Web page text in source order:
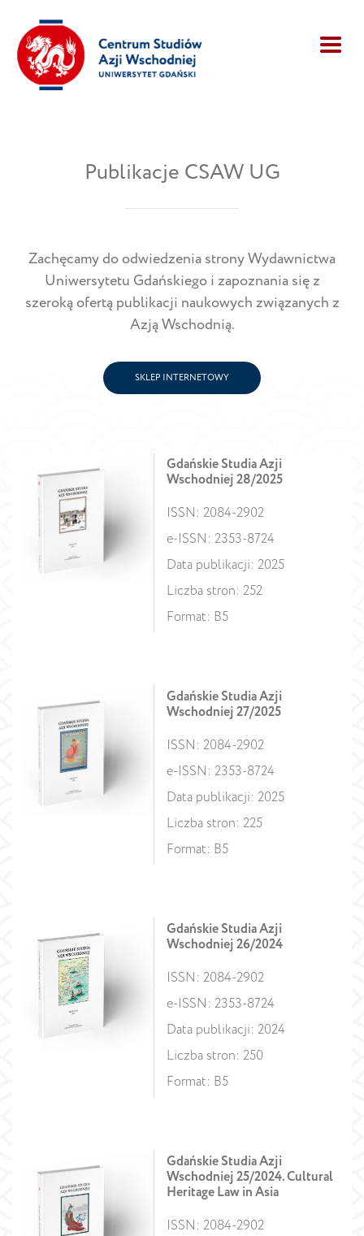
Publikacje CSAW UG
Zachęcamy do odwiedzenia strony Wydawnictwa
Uniwersytetu Gdańskiego i zapoznania się z
szeroką ofertą publikacji naukowych związanych z
Azją Wschodnią.
SKLEP INTERNETOWY
Gdańskie Studia Azji
Wschodniej 28/2025
ISSN: 2084-2902
e-ISSN: 2353-8724
Data publikacji: 2025
Liczba stron: 252
Format: B5
Gdańskie Studia Azji
Wschodniej 27/2025
ISSN: 2084-2902
e-ISSN: 2353-8724
Data publikacji: 2025
Liczba stron: 225
Format: B5
Gdańskie Studia Azji
Wschodniej 26/2024
ISSN: 2084-2902
e-ISSN: 2353-8724
Data publikacji: 2024
Liczba stron: 250
Format: B5
Gdańskie Studia Azji
Wschodniej 25/2024. Cultural
Heritage Law in Asia
ISSN: 2084-2902